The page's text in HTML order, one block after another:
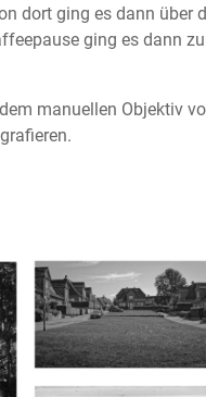
dort ging es dann über
ging es dann
manuellen Objektiv